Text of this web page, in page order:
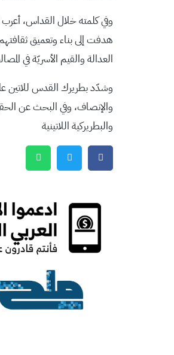
وفي كلمته خلال القداس،
هدفت إلى بناء وتعميق
العدالة والقيم الأسريّة في
وشدّد بطريرك القدس للاتين
والإنصاف، وفي البحث عن
والبطريركية اللاتينية